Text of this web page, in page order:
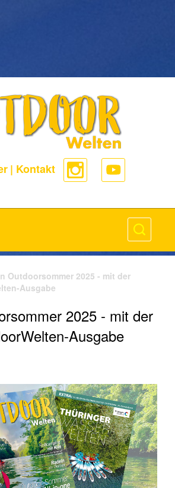
| Kontakt
Outdoorsommer 2025 - mit der
Ausgabe
2025 - mit der
Ausgabe